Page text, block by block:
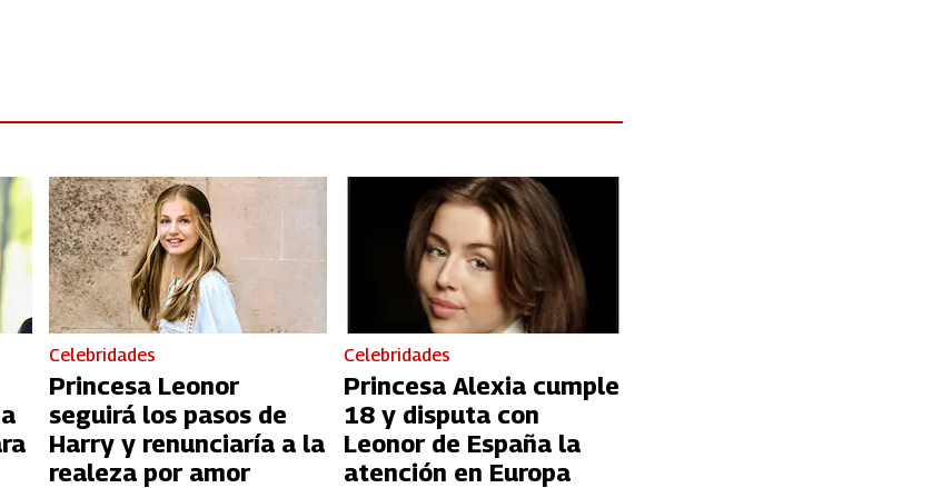
Celebridades
Princesa Leonor
seguirá los pasos de
Harry y renunciaría a la
realeza por amor
Celebridades
Princesa Alexia cumple
18 y disputa con
Leonor de España la
atención en Europa